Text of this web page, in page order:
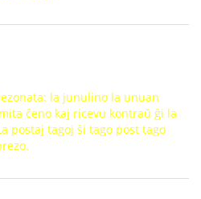
la junulino la unuan
ĉeno kaj ricevu kontraŭ ĝi la
postaj tagoj ŝi tago post tago